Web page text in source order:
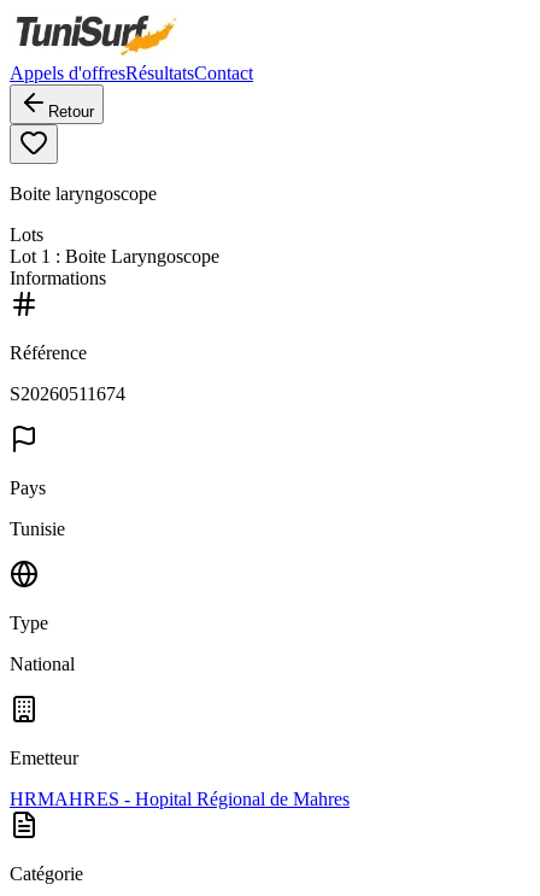
Appels d'offresRésultatsContact
Retour
Boite laryngoscope
Lots
Lot 1 : Boite Laryngoscope
Informations
Référence
S20260511674
Pays
Tunisie
Type
National
Emetteur
HRMAHRES - Hopital Régional de Mahres
Catégorie